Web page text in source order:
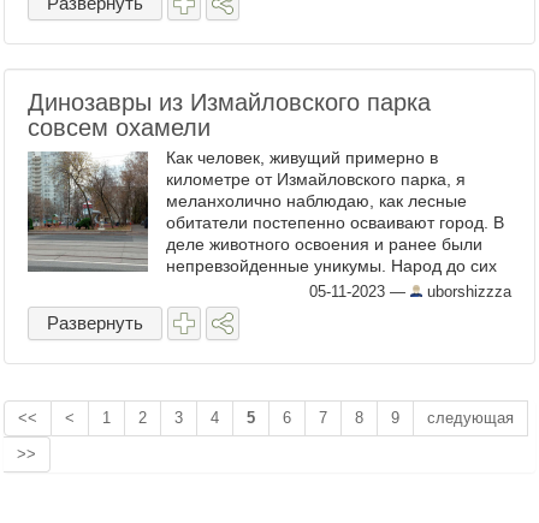
Динозавры из Измайловского парка
совсем охамели
Как человек, живущий примерно в
километре от Измайловского парка, я
меланхолично наблюдаю, как лесные
обитатели постепенно осваивают город. В
деле животного освоения и ранее были
непревзойденные уникумы. Народ до сих
пор вспоминает уличную собаку, которая
любила ездить на троллейбусе по ...
05-11-2023 — uborshizzza
Развернуть
<< < 1 2 3 4 5 6 7 8 9
следующая
>>